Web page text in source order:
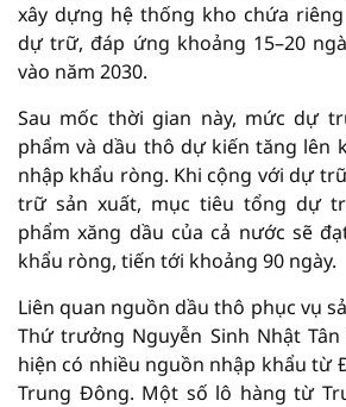
xây dựng hệ thống kho chứa
dự trữ, đáp ứng khoảng 15–20
vào năm 2030.
Sau mốc thời gian này, mức dự
phẩm và dầu thô dự kiến tăng lên
nhập khẩu ròng. Khi cộng với dự
trữ sản xuất, mục tiêu tổng dự
phẩm xăng dầu của cả nước sẽ
khẩu ròng, tiến tới khoảng 90 ngày.
Liên quan nguồn dầu thô phục vụ
Thứ trưởng Nguyễn Sinh Nhật
hiện có nhiều nguồn nhập khẩu từ
Trung Đông. Một số lô hàng từ